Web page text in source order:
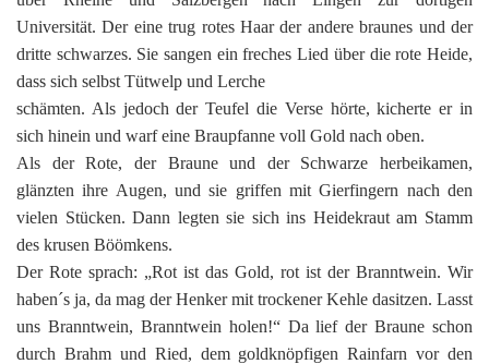
Universität. Der eine trug rotes Haar der andere braunes und der
dritte schwarzes. Sie sangen ein freches Lied über die rote Heide,
dass sich selbst Tütwelp und Lerche
schämten. Als jedoch der Teufel die Verse hörte, kicherte er in
sich hinein und warf eine Braupfanne voll Gold nach oben.
Als der Rote, der Braune und der Schwarze herbeikamen,
glänzten ihre Augen, und sie griffen mit Gierfingern nach den
vielen Stücken. Dann legten sie sich ins Heidekraut am Stamm
des krusen Böömkens.
Der Rote sprach: „Rot ist das Gold, rot ist der Branntwein. Wir
haben´s ja, da mag der Henker mit trockener Kehle dasitzen. Lasst
uns Branntwein, Branntwein holen!“ Da lief der Braune schon
durch Brahm und Ried, dem goldknöpfigen Rainfarn vor den